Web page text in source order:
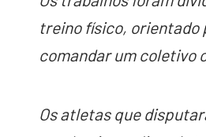
treino físico, orientado
comandar um coletivo
Os atletas que